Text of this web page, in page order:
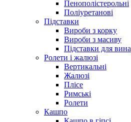
Пенополістерольні
Поліуретанові
Підставки
Вироби з корку
Вироби з масиву
Підставки для вина
Ролети і жалюзі
Вертикальні
Жалюзі
Плісе
Римські
Ролети
Кашпо